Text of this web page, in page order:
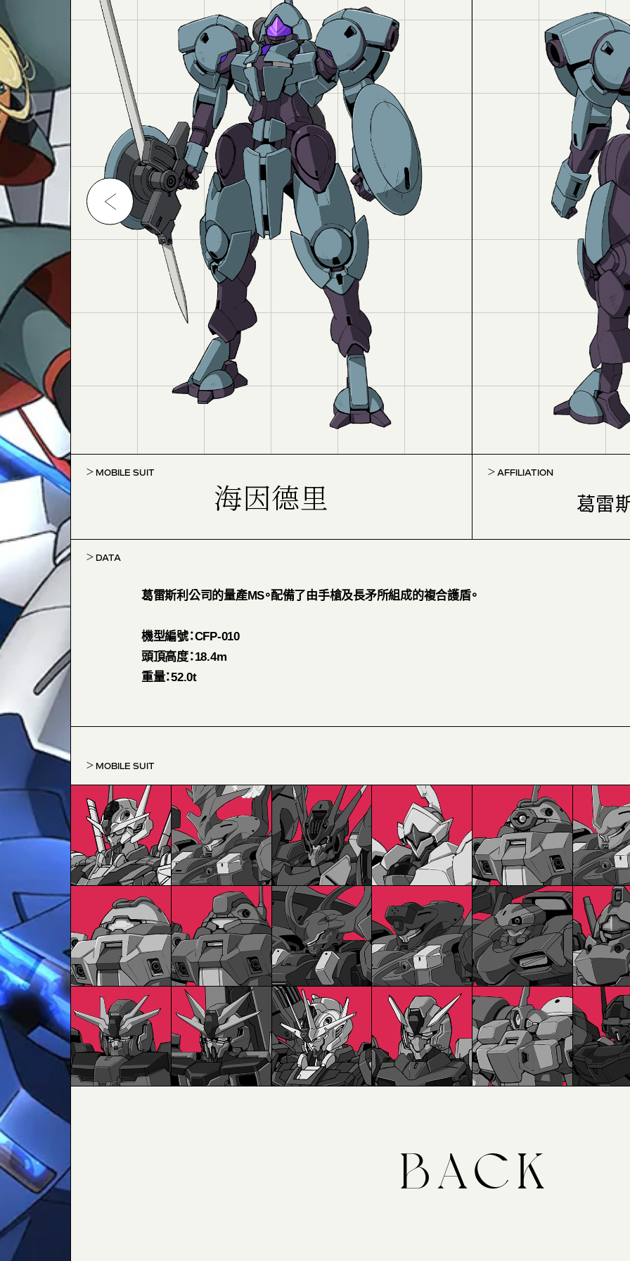
MOBILE SUIT
海因德里
AFFILIATION
葛雷
DATA
葛雷斯利公司的量產MS。配備了由手槍及長矛所組成的複合護盾。
機型編號：CFP-010
頭頂高度：18.4m
重量：52.0t
MOBILE SUIT